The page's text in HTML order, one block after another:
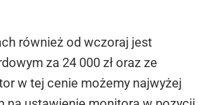
również od wczoraj jest
za 24 000 zł oraz ze
w tej cenie możemy najwyżej